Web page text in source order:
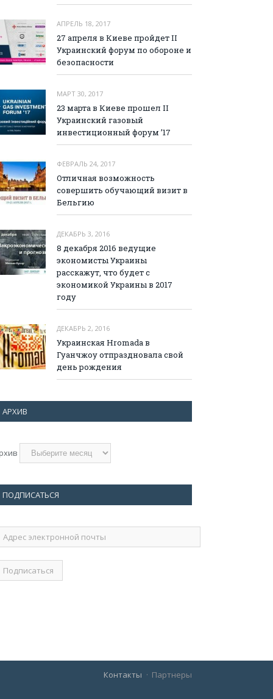
АПРЕЛЬ 18, 2017
27 апреля в Киеве пройдет II
Украинский форум по обороне и
безопасности
МАРТ 30, 2017
23 марта в Киеве прошел II
Украинский газовый
инвестиционный форум ’17
ФЕВРАЛЬ 24, 2017
Отличная возможность
совершить обучающий визит в
Бельгию
ДЕКАБРЬ 3, 2016
8 декабря 2016 ведущие
экономисты Украины
расскажут, что будет с
экономикой Украины в 2017
году
ДЕКАБРЬ 2, 2016
Украинская Hromada в
Гуанчжоу отпраздновала свой
день рождения
АРХИВ
ПОДПИСАТЬСЯ
электронной
Контакты Партнеры